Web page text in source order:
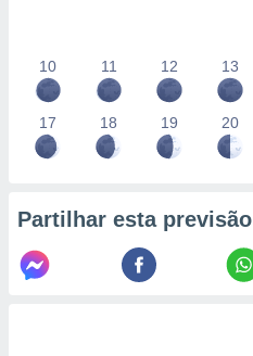
10 11 12 13
17 18 19 20
Partilhar esta previsão